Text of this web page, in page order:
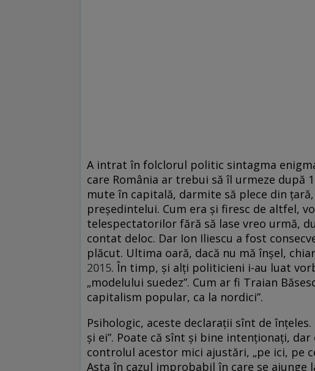
A intrat în folclorul politic sintagma
care România ar trebui să îl urmeze după
mute în capitală, darmite să plece din
președintelui. Cum era și firesc de altfel,
telespectatorilor fără să lase vreo urmă,
contat deloc. Dar Ion Iliescu a fost
plăcut. Ultima oară, dacă nu mă înșel,
2015. În timp, și alți politicieni i-au luat
„modelului suedez”. Cum ar fi Traian
capitalism popular, ca la nordici”.
Psihologic, aceste declarații sînt de
și ei”. Poate că sînt și bine intenționați,
controlul acestor mici ajustări, „pe ici, pe
Asta în cazul improbabil în care se ajunge